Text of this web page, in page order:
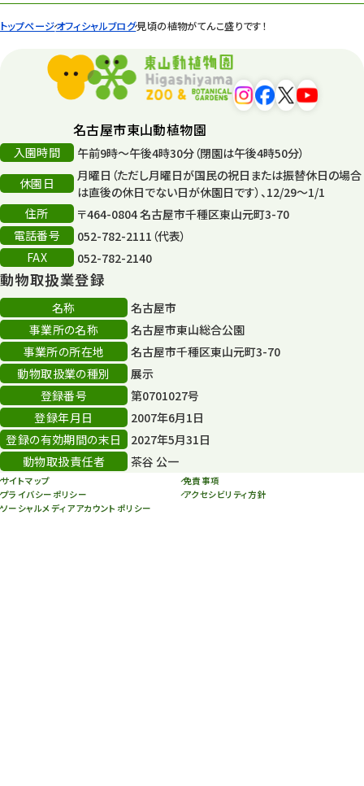
トップページオフィシャルブログ見頃の植物がてんこ盛りです！
平和公園
森のとこやさん
再生
再生フォーラム
80周年
その他
その他イベント
スカイタワー
年末年始のイベント
秋まつり
名古屋市東山動植物園
入園時間
午前9時～午後4時30分（閉園は午後4時50分）
休園日
月曜日（ただし月曜日が国民の祝日または振替休日の場合
は直後の休日でない日が休園日です）、12/29～1/1
住所
〒464-0804 名古屋市千種区東山元町3-70
電話番号
052-782-2111（代表）
FAX
052-782-2140
動物取扱業登録
名称
名古屋市
事業所の名称
名古屋市東山総合公園
事業所の所在地
名古屋市千種区東山元町3-70
動物取扱業の種別
展示
登録番号
第0701027号
登録年月日
2007年6月1日
登録の有効期間の末日
2027年5月31日
動物取扱責任者
茶谷 公一
サイトマップ
免責事項
プライバシーポリシー
アクセシビリティ方針
ソーシャルメディアアカウントポリシー